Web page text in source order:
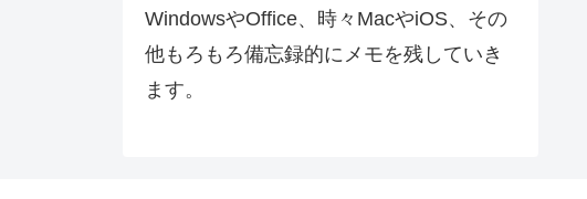
WindowsやOffice、時々MacやiOS、その
他もろもろ備忘録的にメモを残していき
ます。